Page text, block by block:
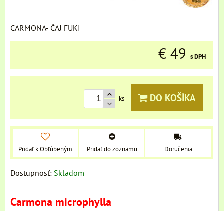
CARMONA- ČAJ FUKI
€ 49 s DPH
ks DO KOŠÍKA
Pridať k Obľúbeným Pridať do zoznamu Doručenia
Dostupnosť: Skladom
Carmona microphylla